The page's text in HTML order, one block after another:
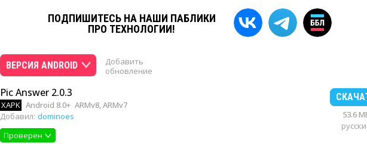
ПОДПИШИТЕСЬ НА НАШИ ПАБЛИКИ
ПРО ТЕХНОЛОГИИ!
ВЕРСИЯ ANDROID
Добавить
обновление
Pic Answer 2.0.3
XAPK Android 8.0+ ARMv8, ARMv7
Добавил: dominoes
Проверен
53.6